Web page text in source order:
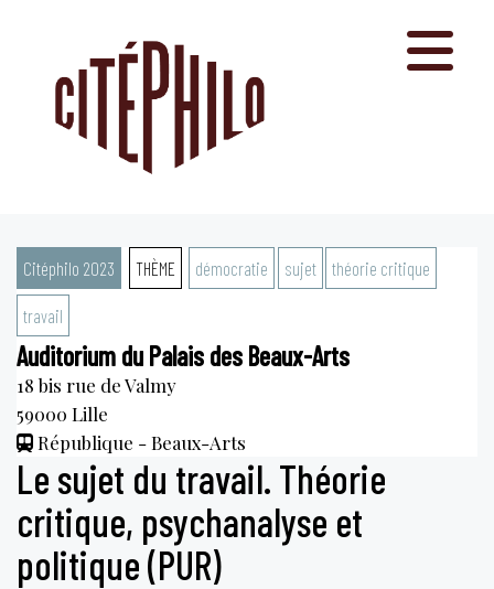
Citéphilo 2023 THÈME démocratie sujet théorie critique
travail
Auditorium du Palais des Beaux-Arts
18 bis rue de Valmy
59000 Lille
République - Beaux-Arts
Le sujet du travail. Théorie
critique, psychanalyse et
politique (PUR)